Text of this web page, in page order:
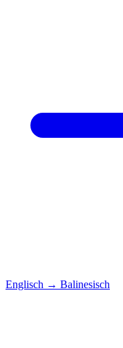
Englisch → Balinesisch